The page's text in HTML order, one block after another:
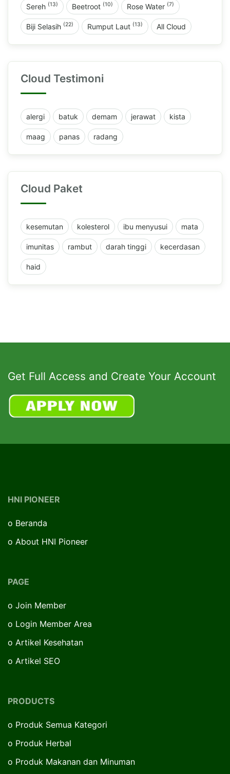
Sereh (13) Beetroot (10) Rose Water (7)
Biji Selasih (22) Rumput Laut (13) All Cloud
Cloud Testimoni
alergi batuk demam jerawat kista
maag panas radang
Cloud Paket
kesemutan kolesterol ibu menyusui mata
imunitas rambut darah tinggi kecerdasan
haid
Get Full Access and Create Your Account
HNI PIONEER
o Beranda
o About HNI Pioneer
PAGE
o Join Member
o Login Member Area
o Artikel Kesehatan
o Artikel SEO
PRODUCTS
o Produk Semua Kategori
o Produk Herbal
o Produk Makanan dan Minuman